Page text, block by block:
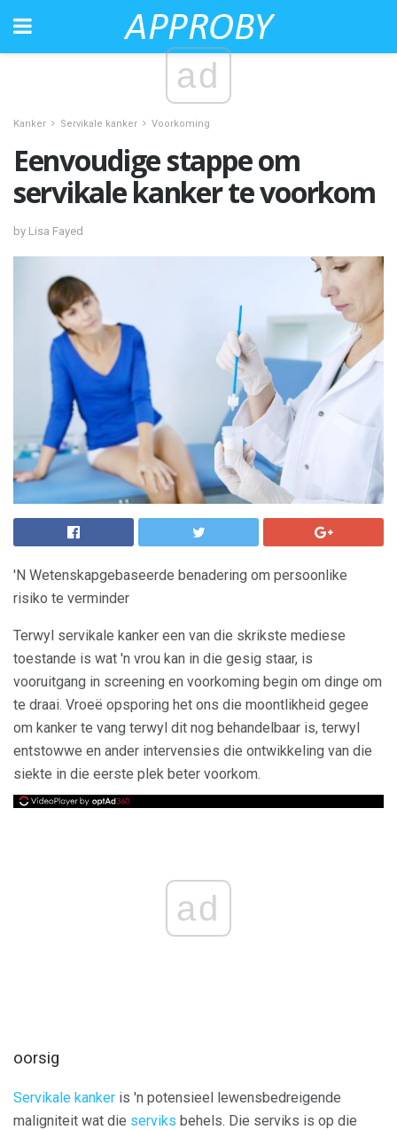
ad
Kanker Servikale kanker Voorkoming
Eenvoudige stappe om
servikale kanker te voorkom
by Lisa Fayed
'N Wetenskapgebaseerde benadering om persoonlike
risiko te verminder
Terwyl servikale kanker een van die skrikste mediese
toestande is wat 'n vrou kan in die gesig staar, is
vooruitgang in screening en voorkoming begin om dinge om
te draai. Vroeë opsporing het ons die moontlikheid gegee
om kanker te vang terwyl dit nog behandelbaar is, terwyl
entstowwe en ander intervensies die ontwikkeling van die
siekte in die eerste plek beter voorkom.
ad
oorsig
Servikale kanker is 'n potensieel lewensbedreigende
maligniteit wat die serviks behels. Die serviks is op die